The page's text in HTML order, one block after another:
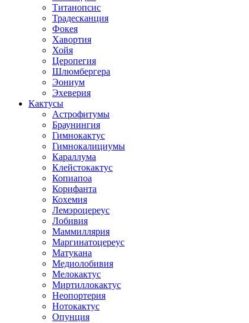
Титанопсис
Традесканция
Фокея
Хавортия
Хойя
Церопегия
Шлюмбергера
Эониум
Эхеверия
Кактусы
Астрофитумы
Браунингия
Гимнокактус
Гимнокалициумы
Караллума
Клейстокактус
Копиапоа
Корифанта
Кохемия
Лемэроцереус
Лобивия
Маммиллярия
Маргинатоцереус
Матукана
Медиолобивия
Мелокактус
Миртиллокактус
Неопортерия
Нотокактус
Опунция